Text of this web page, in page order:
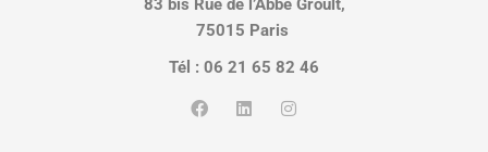
83 bis Rue de l’Abbé Groult,
75015 Paris
Tél : 06 21 65 82 46